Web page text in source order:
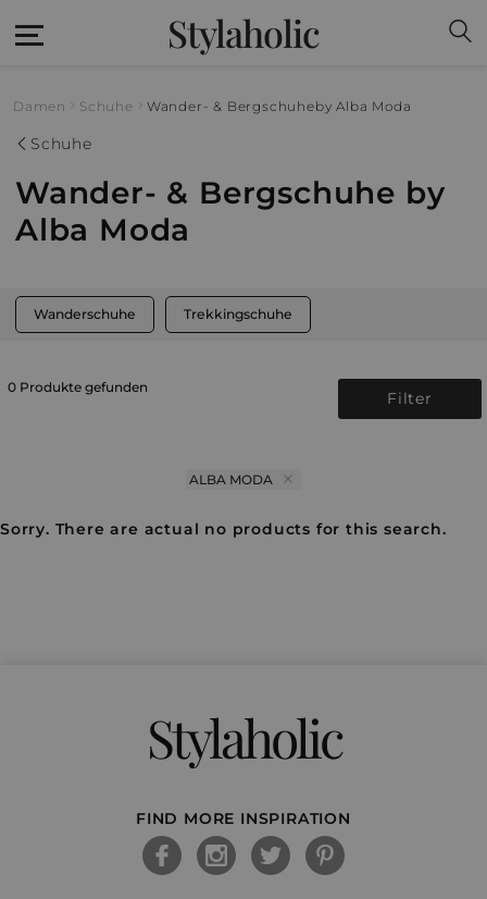
Stylaholic
Damen Schuhe Wander- & Bergschuheby Alba Moda
Schuhe
Wander- & Bergschuhe by
Alba Moda
Wanderschuhe Trekkingschuhe
0 Produkte gefunden
Filter
ALBA MODA
Sorry. There are actual no products for this search.
Stylaholic
FIND MORE INSPIRATION